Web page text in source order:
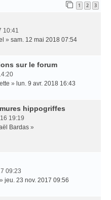
1 2 3
10:41
» sam. 12 mai 2018 07:54
sur le forum
» lun. 9 avr. 2018 16:43
hippogriffes
19:19
Bardas »
09:23
» jeu. 23 nov. 2017 09:56